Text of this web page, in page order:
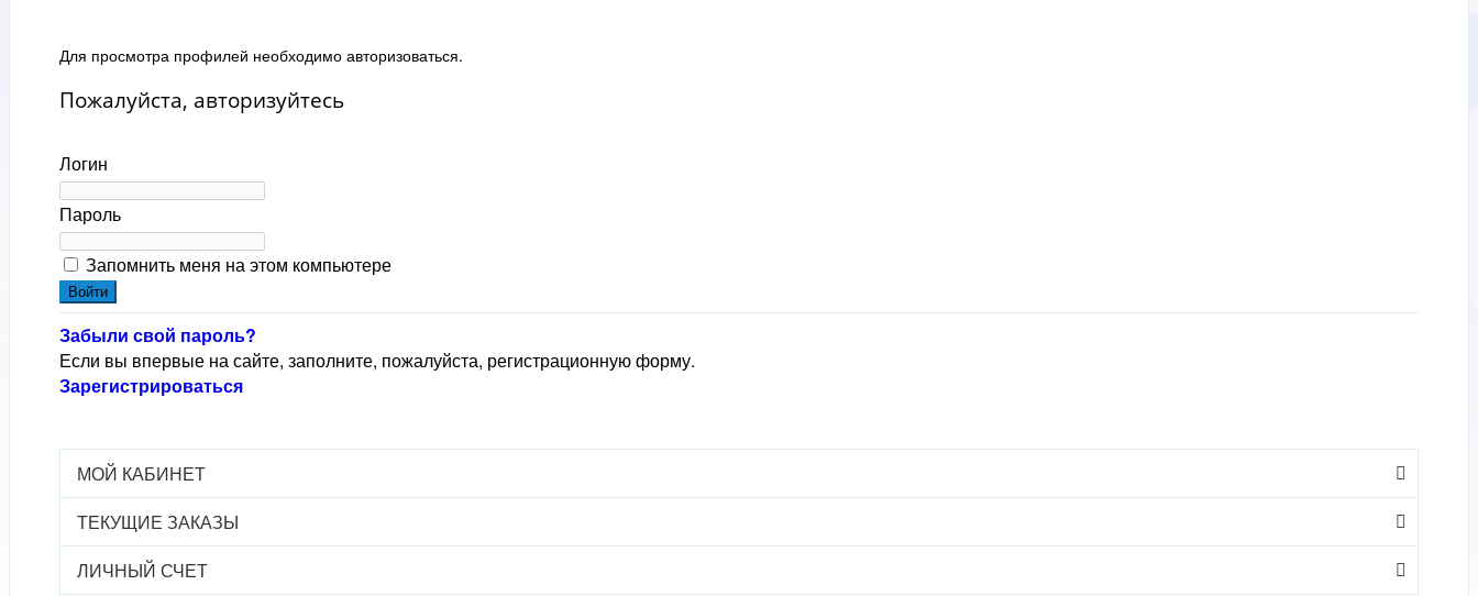
Для просмотра профилей необходимо авторизоваться.
Пожалуйста, авторизуйтесь
Логин
Пароль
Запомнить меня на этом компьютере
Забыли свой пароль?
Если вы впервые на сайте, заполните, пожалуйста, регистрационную форму.
Зарегистрироваться
МОЙ КАБИНЕТ
ТЕКУЩИЕ ЗАКАЗЫ
ЛИЧНЫЙ СЧЕТ